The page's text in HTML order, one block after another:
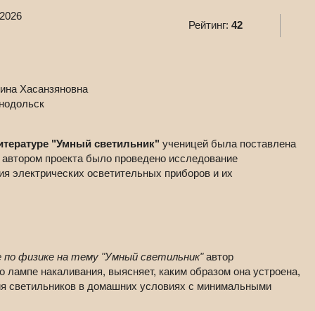
Рейтинг: 42
Хасанзяновна
"Умный светильник" ученицей была поставлена
проекта было проведено исследование
электрических осветительных приборов и их
по физике на тему "Умный светильник"автор
накаливания, выясняет, каким образом она устроена,
светильников в домашних условиях с минимальными